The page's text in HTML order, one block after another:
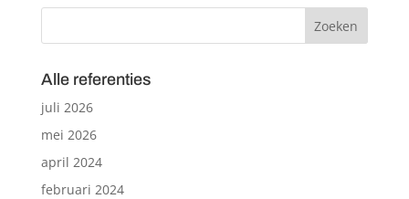
Alle referenties
juli 2026
mei 2026
april 2024
februari 2024